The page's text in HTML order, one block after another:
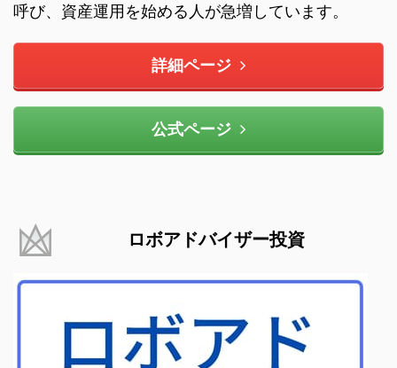
呼び、資産運用を始める人が急増しています。
詳細ページ
公式ページ
ロボアドバイザー投資